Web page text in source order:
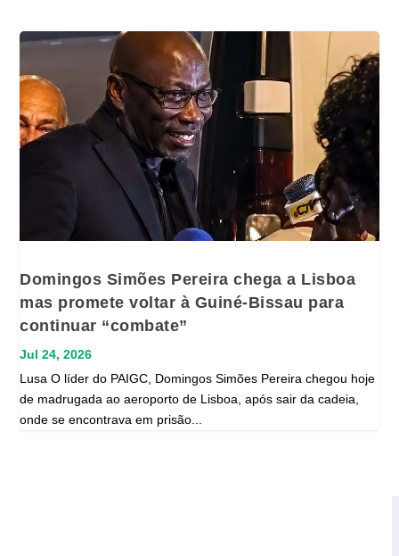
Domingos Simões Pereira chega a Lisboa
mas promete voltar à Guiné-Bissau para
continuar “combate”
Jul 24, 2026
Lusa O líder do PAIGC, Domingos Simões Pereira chegou hoje
de madrugada ao aeroporto de Lisboa, após sair da cadeia,
onde se encontrava em prisão...